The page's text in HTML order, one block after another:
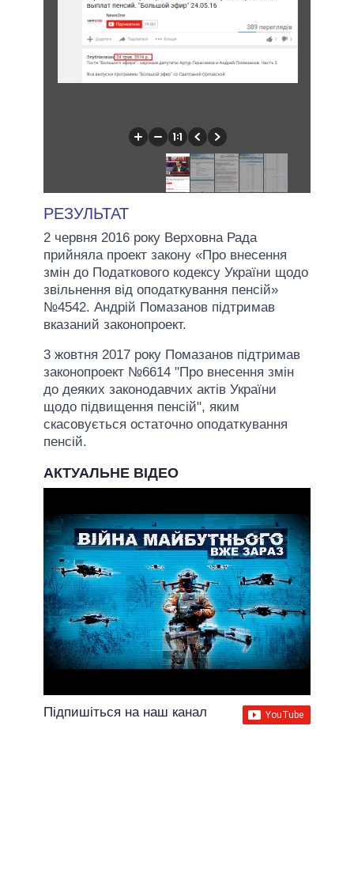
РЕЗУЛЬТАТ
2 червня 2016 року Верховна Рада
прийняла проект закону «Про внесення
змін до Податкового кодексу України щодо
звільнення від оподаткування пенсій»
№4542. Андрій Помазанов підтримав
вказаний законопроект.
3 жовтня 2017 року Помазанов підтримав
законопроект №6614 "Про внесення змін
до деяких законодавчих актів України
щодо підвищення пенсій", яким
скасовується остаточно оподаткування
пенсій.
АКТУАЛЬНЕ ВІДЕО
Підпишіться на наш канал